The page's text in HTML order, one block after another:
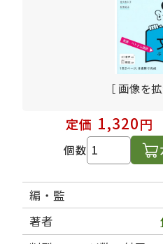
［ 画像を
定価 1,320円
個数
編・監
著者